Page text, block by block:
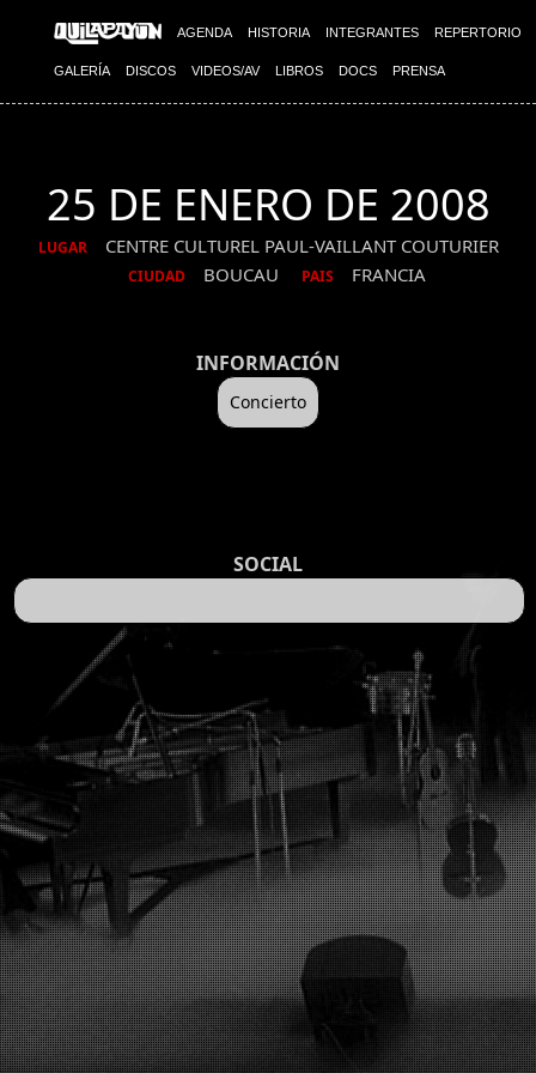
AGENDA HISTORIA INTEGRANTES REPERTORIO
GALERÍA DISCOS VIDEOS/AV LIBROS DOCS PRENSA
25 DE ENERO DE 2008
LUGAR CENTRE CULTUREL PAUL-VAILLANT COUTURIER
CIUDAD BOUCAU PAIS FRANCIA
INFORMACIÓN
Concierto
SOCIAL